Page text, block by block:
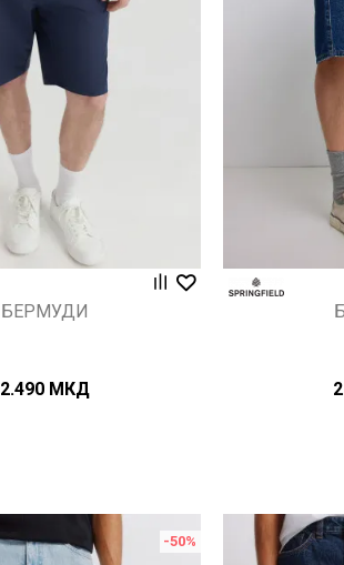
Uporedi
БЕРМУДИ
2.490 МКД
-50%